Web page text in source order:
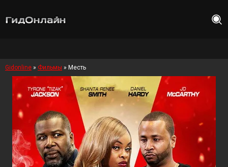
Gidonline » Фильмы » Месть